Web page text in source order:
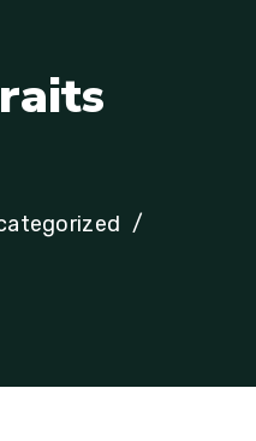
raits